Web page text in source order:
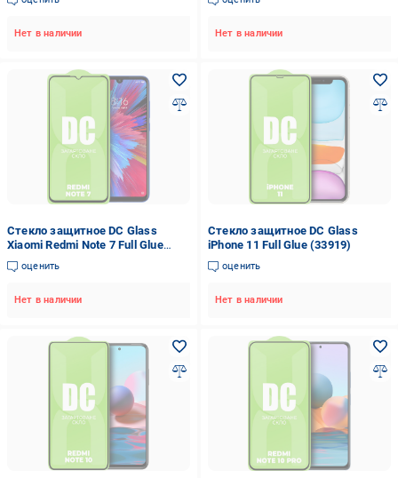
Нет в наличии Нет в наличии
Стекло защитное DC Glass
Xiaomi Redmi Note 7 Full Glue
(33989)
оценить
Нет в наличии
Стекло защитное DC Glass
iPhone 11 Full Glue (33919)
оценить
Нет в наличии